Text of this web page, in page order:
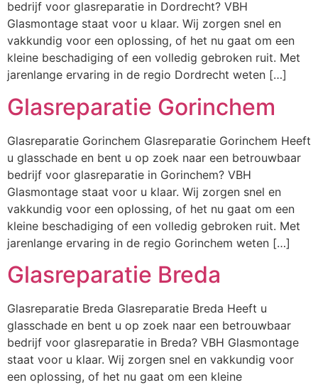
bedrijf voor glasreparatie in Dordrecht? VBH
Glasmontage staat voor u klaar. Wij zorgen snel en
vakkundig voor een oplossing, of het nu gaat om een
kleine beschadiging of een volledig gebroken ruit. Met
jarenlange ervaring in de regio Dordrecht weten […]
Glasreparatie Gorinchem
Glasreparatie Gorinchem Glasreparatie Gorinchem Heeft
u glasschade en bent u op zoek naar een betrouwbaar
bedrijf voor glasreparatie in Gorinchem? VBH
Glasmontage staat voor u klaar. Wij zorgen snel en
vakkundig voor een oplossing, of het nu gaat om een
kleine beschadiging of een volledig gebroken ruit. Met
jarenlange ervaring in de regio Gorinchem weten […]
Glasreparatie Breda
Glasreparatie Breda Glasreparatie Breda Heeft u
glasschade en bent u op zoek naar een betrouwbaar
bedrijf voor glasreparatie in Breda? VBH Glasmontage
staat voor u klaar. Wij zorgen snel en vakkundig voor
een oplossing, of het nu gaat om een kleine